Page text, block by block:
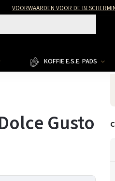
VOORWAARDEN VOOR DE
KOFFIE E.S.E. PADS
Gusto